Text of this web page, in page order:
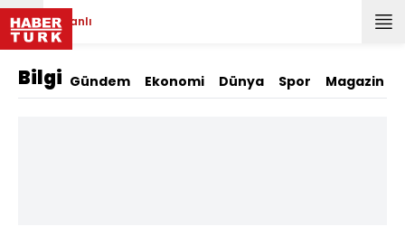
Canlı
Bilgi Gündem Ekonomi Dünya Spor Magazin